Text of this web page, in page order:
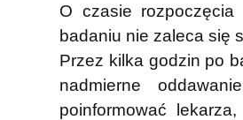
O czasie
badaniu nie zaleca się
Przez kilka godzin po
nadmierne
poinformować